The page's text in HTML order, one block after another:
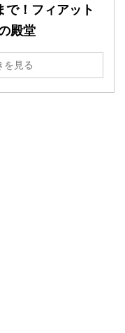
で！フィアット
殿堂
を見る